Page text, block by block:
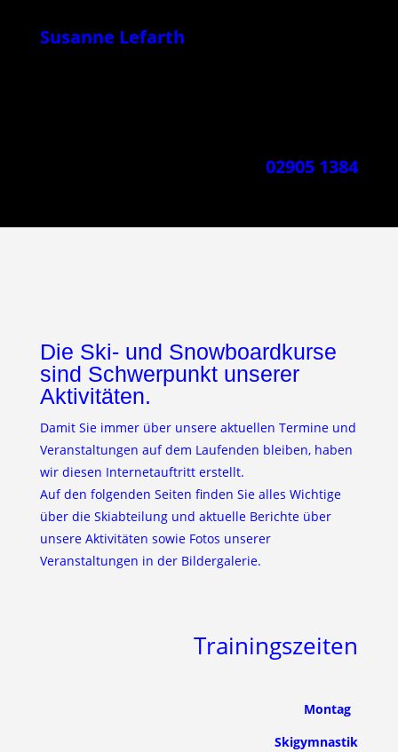
Susanne Lefarth
02905 1384
Die Ski- und Snowboardkurse
sind Schwerpunkt unserer
Aktivitäten.
Damit Sie immer über unsere aktuellen Termine und
Veranstaltungen auf dem Laufenden bleiben, haben
wir diesen Internetauftritt erstellt.
Auf den folgenden Seiten finden Sie alles Wichtige
über die Skiabteilung und aktuelle Berichte über
unsere Aktivitäten sowie Fotos unserer
Veranstaltungen in der Bildergalerie.
Trainingszeiten
Montag
Skigymnastik